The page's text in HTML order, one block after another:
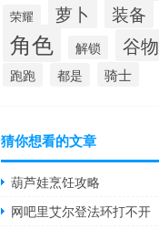
荣耀
萝卜 装备
角色 解锁 谷物
跑跑 都是 骑士
猜你想看的文章
葫芦娃烹饪攻略
网吧里艾尔登法环打不开